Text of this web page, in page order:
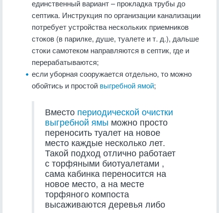
единственный вариант – прокладка трубы до
септика. Инструкция по организации канализации
потребует устройства нескольких приемников
стоков (в парилке, душе, туалете и т. д.), дальше
стоки самотеком направляются в септик, где и
перерабатываются;
если уборная сооружается отдельно, то можно
обойтись и простой выгребной ямой;
Вместо периодической очистки
выгребной ямы можно просто
переносить туалет на новое
место каждые несколько лет.
Такой подход отлично работает
с торфяными биотуалетами ,
сама кабинка переносится на
новое место, а на месте
торфяного компоста
высаживаются деревья либо